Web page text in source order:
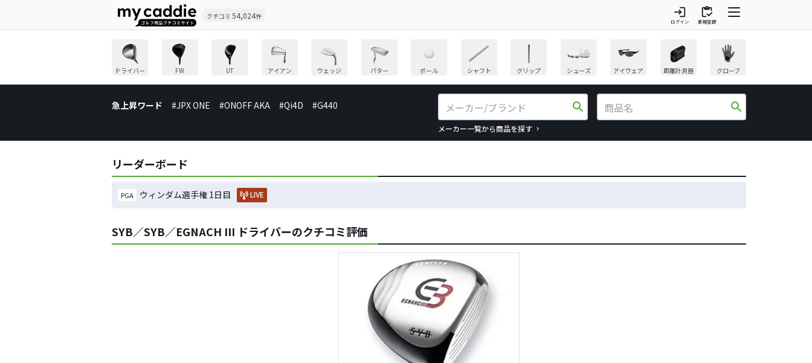
クチコミ 54,024件 login
ログイン
inventory
新規登録
ドライバー FW UT アイアン ウェッジ パター ボール シャフト グリップ シューズ アイウェア 距離計測器 グローブ
急上昇ワード #JPX ONE #ONOFF AKA #Qi4D #G440 search
メーカー一覧から商品を探す
search
リーダーボード
PGA ウィンダム選手権 1日目 LIVE
SYB／SYB／EGNACH III ドライバーのクチコミ評価